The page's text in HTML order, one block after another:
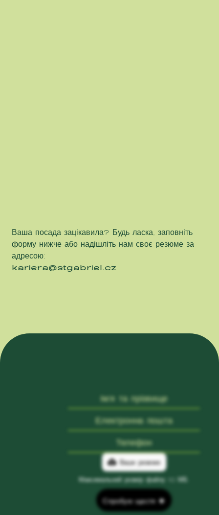
Ваша посада зацікавила? Будь ласка, заповніть
форму нижче або надішліть нам своє резюме за
адресою:
kariera@stgabriel.cz
Ваше резюме
Максимальний розмір файлу 10 МБ.